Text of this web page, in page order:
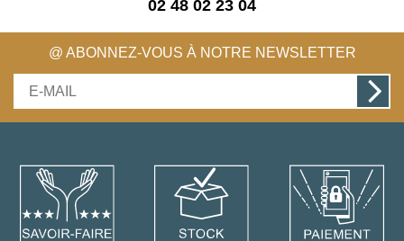
02 48 02 23 04
@ ABONNEZ-VOUS À NOTRE NEWSLETTER